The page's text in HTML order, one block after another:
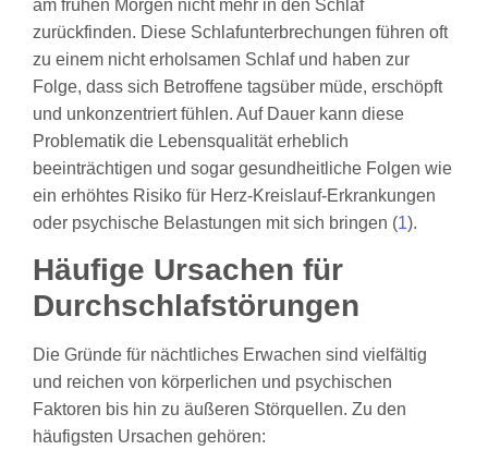
am frühen Morgen nicht mehr in den Schlaf
zurückfinden. Diese Schlafunterbrechungen führen oft
zu einem nicht erholsamen Schlaf und haben zur
Folge, dass sich Betroffene tagsüber müde, erschöpft
und unkonzentriert fühlen. Auf Dauer kann diese
Problematik die Lebensqualität erheblich
beeinträchtigen und sogar gesundheitliche Folgen wie
ein erhöhtes Risiko für Herz-Kreislauf-Erkrankungen
oder psychische Belastungen mit sich bringen (1).
Häufige Ursachen für
Durchschlafstörungen
Die Gründe für nächtliches Erwachen sind vielfältig
und reichen von körperlichen und psychischen
Faktoren bis hin zu äußeren Störquellen. Zu den
häufigsten Ursachen gehören: